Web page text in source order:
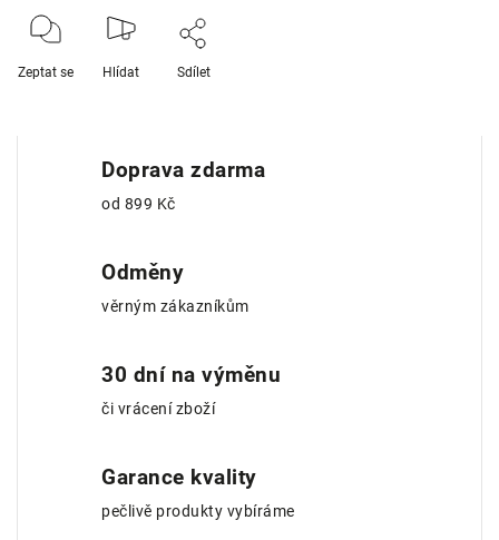
Zeptat se Hlídat Sdílet
Doprava zdarma
od 899 Kč
Odměny
věrným zákazníkům
30 dní na výměnu
či vrácení zboží
Garance kvality
pečlivě produkty vybíráme